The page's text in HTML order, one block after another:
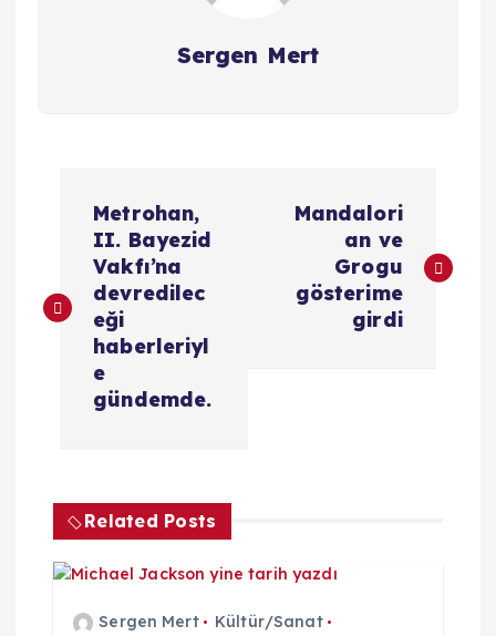
Sergen Mert
z
z
Metrohan,
II. Bayezid
Vakfı’na
devredilec
eği
haberleriyl
e
gündemde.
Mandalori
an ve
Grogu
gösterime
girdi
Related Posts
Sergen Mert
Kültür/Sanat